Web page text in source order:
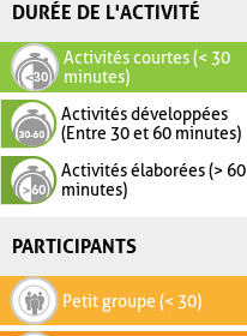
DURÉE DE L'ACTIVITÉ
Activités courtes (< 30
minutes)
Activités développées
(Entre 30 et 60 minutes)
Activités élaborées (> 60
minutes)
PARTICIPANTS
Petit groupe (< 30)